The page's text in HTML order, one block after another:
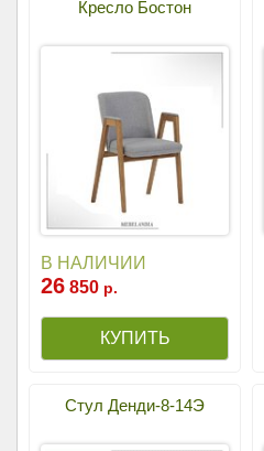
Кресло Бостон
В НАЛИЧИИ
26 850 р.
Стул Денди-8-14Э